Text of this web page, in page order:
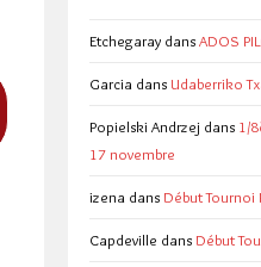
Etchegaray dansADOS
Garcia dans Udaberriko
Popielski Andrzej dans 1/
17 novembre
izena dans Début Tournoi
Capdeville dans Début